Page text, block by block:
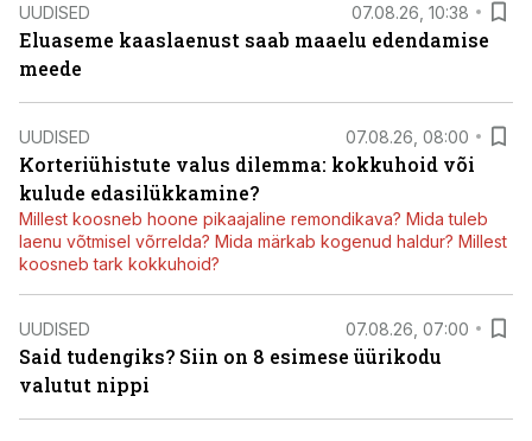
UUDISED 07.08.26, 10:38
Eluaseme kaaslaenust saab maaelu edendamise
meede
UUDISED 07.08.26, 08:00
Korteriühistute valus dilemma: kokkuhoid või
kulude edasilükkamine?
Millest koosneb hoone pikaajaline remondikava? Mida tuleb
laenu võtmisel võrrelda? Mida märkab kogenud haldur? Millest
koosneb tark kokkuhoid?
UUDISED 07.08.26, 07:00
Said tudengiks? Siin on 8 esimese üürikodu
valutut nippi